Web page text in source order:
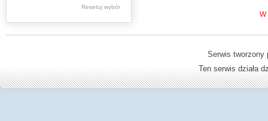
Edukacji
Resetuj wybór
W
Serwis
Ten serwis działa